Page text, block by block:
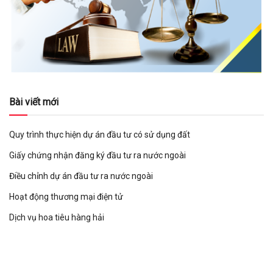
Bài viết mới
Quy trình thực hiện dự án đầu tư có sử dụng đất
Giấy chứng nhận đăng ký đầu tư ra nước ngoài
Điều chỉnh dự án đầu tư ra nước ngoài
Hoạt động thương mại điện tử
Dịch vụ hoa tiêu hàng hải